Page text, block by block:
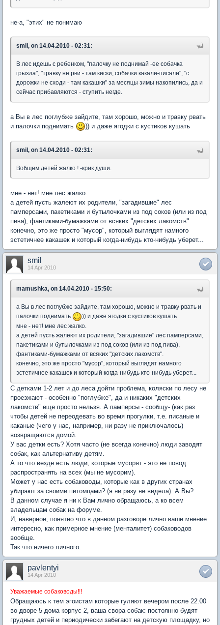
не-а, "этих" не понимаю
smil, on 14.04.2010 - 02:31:
В лес идешь с ребенком, "палочку не поднимай -ее собачка
грызла", "травку не рви - там киски, собачки какали-писали", "с
дорожки не сходи - там какашки" за месяцы зимы накопились, да и
сейчас прибавляются - ступить негде.
а Вы в лес поглубже зайдите, там хорошо, можно и травку рвать
и палочки поднимать
)) и даже ягодки с кустиков кушать
smil, on 14.04.2010 - 02:31:
Вобщем детей жалко ! -крик души.
мне - нет! мне лес жалко.
а детей пусть жалеют их родители, "загадившие" лес
памперсами, пакетиками и бутылочками из под соков (или из под
пива), фантиками-бумажками от всяких "детских лакомств".
конечно, это же просто "мусор", который выглядят намного
эстетичнее какашек и который когда-нибудь кто-нибудь уберет...
smil
14 Apr 2010
mamushka, on 14.04.2010 - 15:50:
а Вы в лес поглубже зайдите, там хорошо, можно и травку рвать и
палочки поднимать
)) и даже ягодки с кустиков кушать
мне - нет! мне лес жалко.
а детей пусть жалеют их родители, "загадившие" лес памперсами,
пакетиками и бутылочками из под соков (или из под пива),
фантиками-бумажками от всяких "детских лакомств".
конечно, это же просто "мусор", который выглядят намного
эстетичнее какашек и который когда-нибудь кто-нибудь уберет...
С детками 1-2 лет и до леса дойти проблема, коляски по лесу не
проезжают - особенно "поглубже", да и никаких "детских
лакомств" еще просто нельзя. А памперсы - сообщу- (как раз
чтобы детей не переодевать во время прогулки, т.е. писаные и
каканые (чего у нас, например, ни разу не приключалось)
возвращаются домой.
У вас детки есть? Хотя часто (не всегда конечно) люди заводят
собак, как альтернативу детям.
А то что везде есть люди, которые мусорят - это не повод
распространять на всех (мы не мусорим).
Может у нас есть собаководы, которые как в других странах
убирают за своими питомцами? (я ни разу не видела). А Вы?
В данном случае я ни к Вам лично обращаюсь, а ко всем
владельцам собак на форуме.
И, наверное, понятно что в данном разговоре лично ваше мнение
интересно, как примерное мнение (менталитет) собаководов
вообще.
Так что ничего личного.
pavlentyi
14 Apr 2010
Уважаемые собаководы!!!
Обращаюсь к тем эгоистам которые гуляют вечером после 22.00
во дворе 5 дома корпус 2, ваша свора собак: постоянно будят
грудных детей и периодически забегают на детскую площадку, но